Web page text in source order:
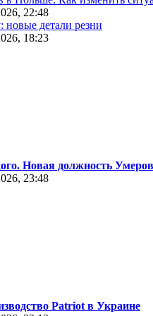
22:48
детали резни
18:23
Новая должность
23:48
Patriot в Украине